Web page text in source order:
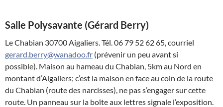
Salle Polysavante (Gérard Berry)
Le Chabian 30700 Aigaliers. Tél. 06 79 52 62 65, courriel
gerard.berry@wanadoo.fr (prévenir un peu avant si
possible). Maison au hameau du Chabian, 5km au Nord en
montant d’Aigaliers; c’est la maison en face au coin de la route
du Chabian (route des narcisses), ne pas s’engager sur cette
route. Un panneau sur la boîte aux lettres signale l’exposition.